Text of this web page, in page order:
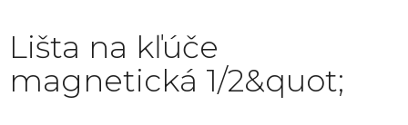
Lišta na kľúče
magnetická 1/2&quot;